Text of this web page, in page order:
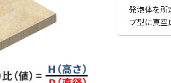
発泡体を所
プ型に真空